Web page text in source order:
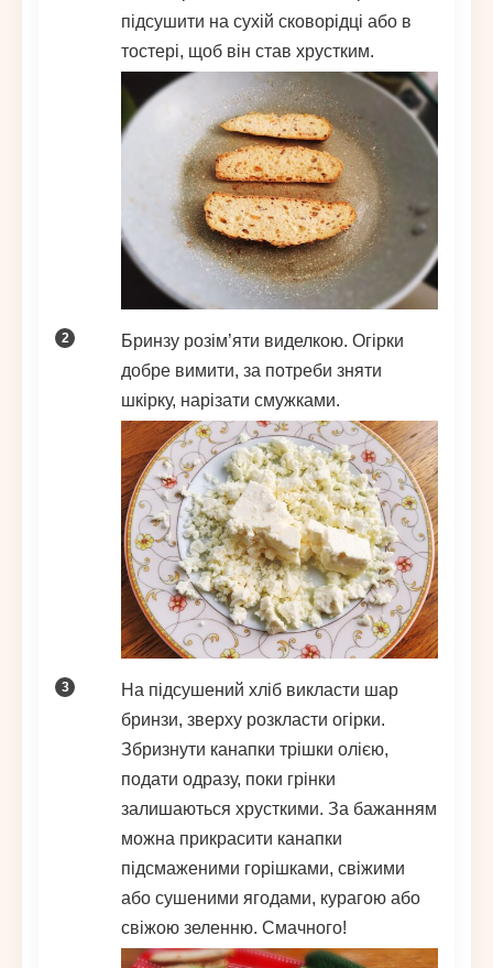
підсушити на сухій сковорідці або в
тостері, щоб він став хрустким.
Бринзу розім’яти виделкою. Огірки
добре вимити, за потреби зняти
шкірку, нарізати смужками.
На підсушений хліб викласти шар
бринзи, зверху розкласти огірки.
Збризнути канапки трішки олією,
подати одразу, поки грінки
залишаються хрусткими. За бажанням
можна прикрасити канапки
підсмаженими горішками, свіжими
або сушеними ягодами, курагою або
свіжою зеленню. Смачного!